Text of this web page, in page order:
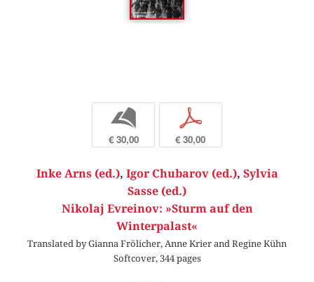
b
€ 30,00
p
€ 30,00
Inke Arns (ed.), Igor Chubarov (ed.), Sylvia
Sasse (ed.)
Nikolaj Evreinov: »Sturm auf den
Winterpalast«
Translated by Gianna Frölicher, Anne Krier and Regine Kühn
Softcover, 344 pages